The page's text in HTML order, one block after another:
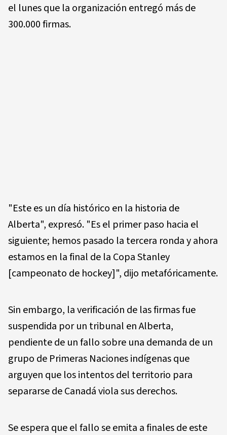
el lunes que la organización entregó más de
300.000 firmas.
"Este es un día histórico en la historia de
Alberta", expresó. "Es el primer paso hacia el
siguiente; hemos pasado la tercera ronda y ahora
estamos en la final de la Copa Stanley
[campeonato de hockey]", dijo metafóricamente.
Sin embargo, la verificación de las firmas fue
suspendida por un tribunal en Alberta,
pendiente de un fallo sobre una demanda de un
grupo de Primeras Naciones indígenas que
arguyen que los intentos del territorio para
separarse de Canadá viola sus derechos.
Se espera que el fallo se emita a finales de este